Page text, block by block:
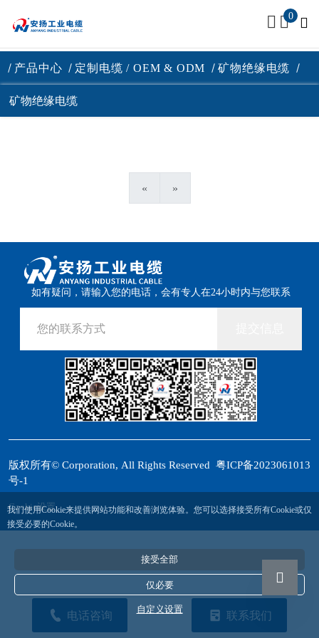
0
我们使用Cookie来提供网站功能和改善浏览体验。您可以选择接受所有Cookie或仅
接受必要的Cookie。
接受全部
仅必要
自定义设置
产品中心 定制电缆 / OEM & ODM 矿物绝缘电缆
矿物绝缘电缆
« »
如有疑问，请输入您的电话，会有专人在24小时内与您联系
版权所有© Corporation, All Rights Reserved 粤ICP备2023061013
号-1
Cookie设置
电话咨询 联系我们